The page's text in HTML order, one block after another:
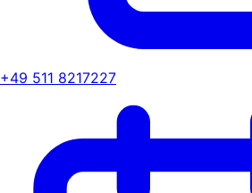
+49 511 8217227